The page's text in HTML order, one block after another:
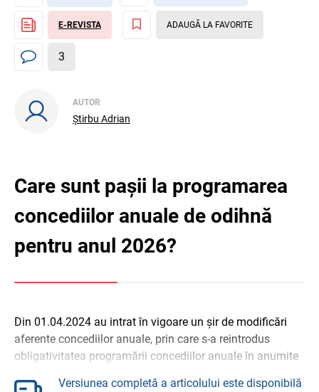
E-REVISTA ADAUGĂ LA FAVORITE
3
AUTOR
Știrbu Adrian
Care sunt pașii la programarea
concediilor anuale de odihnă
pentru anul 2026?
Din 01.04.2024 au intrat în vigoare un șir de modificări
aferente concediilor anuale, prin care s-a reintrodus
obligativitatea programării concediilor anuale în anumite
Versiunea completă a articolului este disponibilă